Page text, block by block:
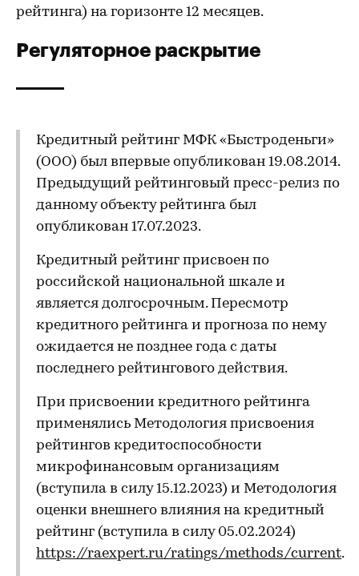
рейтинга) на горизонте 12 месяцев.
Регуляторное раскрытие
Кредитный рейтинг МФК «Быстроденьги»
(ООО) был впервые опубликован 19.08.2014.
Предыдущий рейтинговый пресс-релиз по
данному объекту рейтинга был
опубликован 17.07.2023.
Кредитный рейтинг присвоен по
российской национальной шкале и
является долгосрочным. Пересмотр
кредитного рейтинга и прогноза по нему
ожидается не позднее года с даты
последнего рейтингового действия.
При присвоении кредитного рейтинга
применялись Методология присвоения
рейтингов кредитоспособности
микрофинансовым организациям
(вступила в силу 15.12.2023) и Методология
оценки внешнего влияния на кредитный
рейтинг (вступила в силу 05.02.2024)
https://raexpert.ru/ratings/methods/current.